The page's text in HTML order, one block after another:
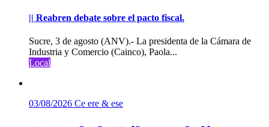
|| Reabren debate sobre el pacto fiscal.
Sucre, 3 de agosto (ANV).- La presidenta de la Cámara de
Industria y Comercio (Cainco), Paola...
Local
03/08/2026 Ce ere & ese